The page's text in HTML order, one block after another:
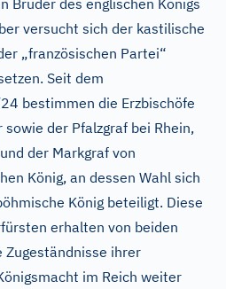
Bruder des englischen Königs
versucht sich der kastilische
„französischen Partei“
Seit dem
bestimmen die Erzbischöfe
sowie der Pfalzgraf bei Rhein,
der Markgraf von
König, an dessen Wahl sich
König beteiligt. Diese
erhalten von beiden
Zugeständnisse ihrer
im Reich weiter